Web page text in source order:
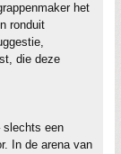
het
ronduit
die deze
slechts een
In de arena van